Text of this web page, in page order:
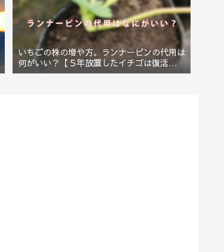
いちごの株の増や方。ランナーピンの代用は
何がいい？【５年放置したイチゴは復活する
のか？(10)】